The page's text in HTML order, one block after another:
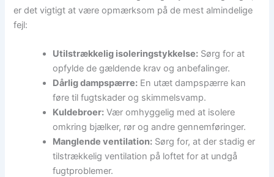
er det vigtigt at være opmærksom på de mest almindelige
fejl:
Utilstrækkelig isoleringstykkelse: Sørg for at
opfylde de gældende krav og anbefalinger.
Dårlig dampspærre: En utæt dampspærre kan
føre til fugtskader og skimmelsvamp.
Kuldebroer: Vær omhyggelig med at isolere
omkring bjælker, rør og andre gennemføringer.
Manglende ventilation: Sørg for, at der stadig er
tilstrækkelig ventilation på loftet for at undgå
fugtproblemer.